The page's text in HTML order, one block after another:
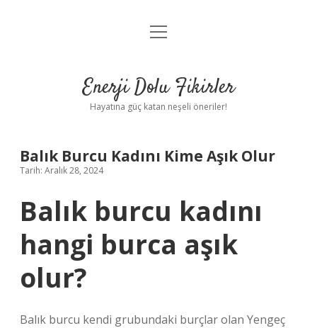
Anasayfa
Yasal Uyarı
menüyü
Enerji Dolu Fikirler
Hayatına güç katan neşeli öneriler!
Balık Burcu Kadını Kime Aşık Olur
Tarih: Aralık 28, 2024
Balık burcu kadını
hangi burca aşık
olur?
Balık burcu kendi grubundaki burçlar olan Yengeç